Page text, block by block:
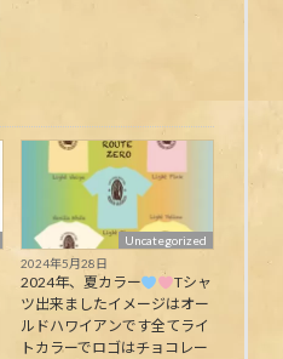
Uncategorized
2024年5月28日
2024年、夏カラー
Tシャ
ツ出来ましたイメージはオー
ルドハワイアンです全てライ
トカラーでロゴはチョコレー